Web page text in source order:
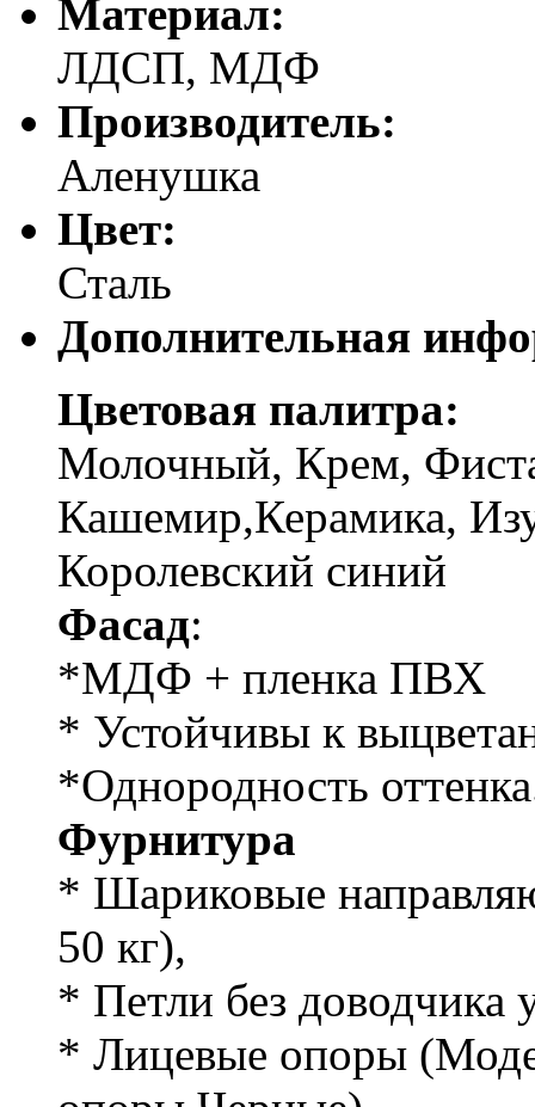
Материал:
ЛДСП, МДФ
Производитель:
Аленушка
Цвет:
Сталь
Дополнительная
Цветовая палитра:
Молочный, Крем,
Кашемир,Керамика,
Королевский синий
Фасад:
*МДФ + пленка ПВХ
* Устойчивы к
*Однородность
Фурнитура
* Шариковые
50 кг),
* Петли без доводчика
* Лицевые опоры